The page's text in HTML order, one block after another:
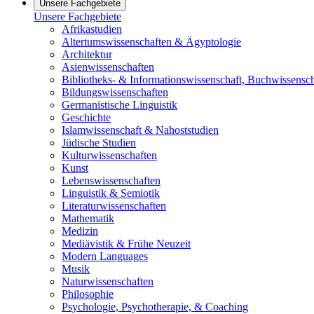
Unsere Fachgebiete
Unsere Fachgebiete
Afrikastudien
Altertumswissenschaften & Ägyptologie
Architektur
Asienwissenschaften
Bibliotheks- & Informationswissenschaft,
Bildungswissenschaften
Germanistische Linguistik
Geschichte
Islamwissenschaft & Nahoststudien
Jüdische Studien
Kulturwissenschaften
Kunst
Lebenswissenschaften
Linguistik & Semiotik
Literaturwissenschaften
Mathematik
Medizin
Mediävistik & Frühe Neuzeit
Modern Languages
Musik
Naturwissenschaften
Philosophie
Psychologie, Psychotherapie, & Coaching